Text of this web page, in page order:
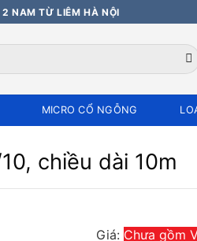
NAM TỪ LIÊM HÀ NỘI
MICRO CỔ NGỖNG
chiều dài 10m
Giá: Chưa gồm